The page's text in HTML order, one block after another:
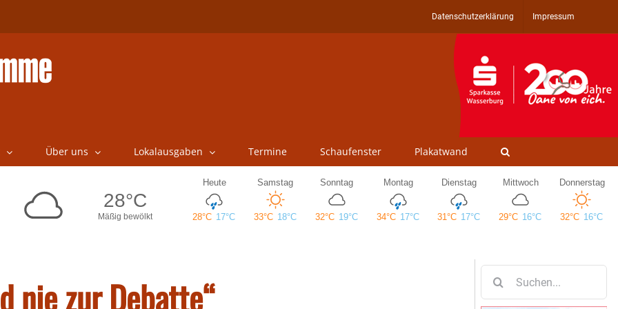
Datenschutzerklärung Impressum
Über uns Lokalausgaben Termine Schaufenster Plakatwand
nie zur Debatte“
nach: